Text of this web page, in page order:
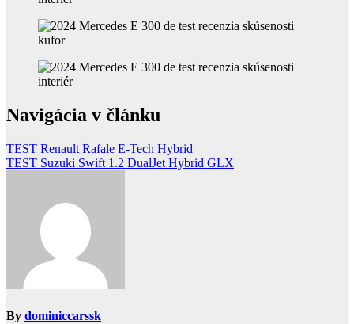
Navigácia v článku
TEST Renault Rafale E-Tech Hybrid
TEST Suzuki Swift 1.2 DualJet Hybrid GLX
By dominiccarssk